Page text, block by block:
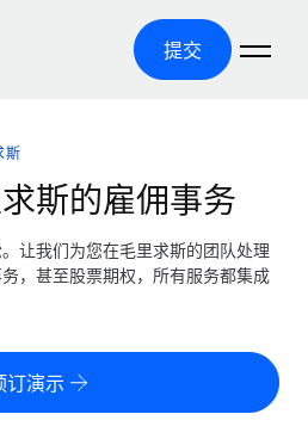
提交
张
斯
斯的雇佣事务
让我们为您在毛里求斯的团队处理
，甚至股票期权，所有服务都集成
订演示